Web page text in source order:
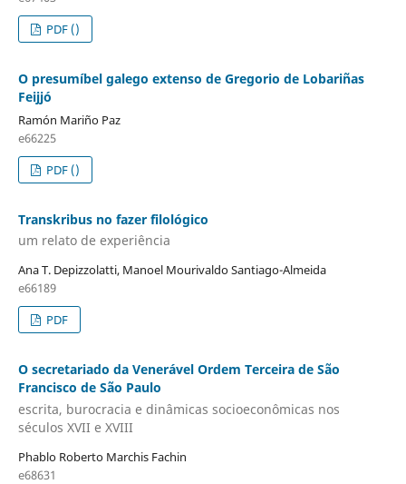
PDF ()
O presumíbel galego extenso de Gregorio de Lobariñas
Feijjó
Ramón Mariño Paz
e66225
PDF ()
Transkribus no fazer filológico
um relato de experiência
Ana T. Depizzolatti, Manoel Mourivaldo Santiago-Almeida
e66189
PDF
O secretariado da Venerável Ordem Terceira de São
Francisco de São Paulo
escrita, burocracia e dinâmicas socioeconômicas nos
séculos XVII e XVIII
Phablo Roberto Marchis Fachin
e68631